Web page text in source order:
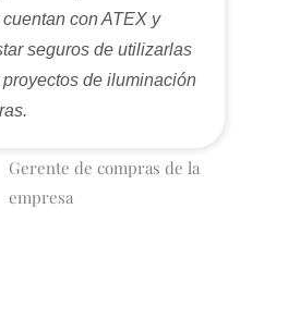
con ATEX y
seguros de utilizarlas
de iluminación
Gerente de compras de la
empresa